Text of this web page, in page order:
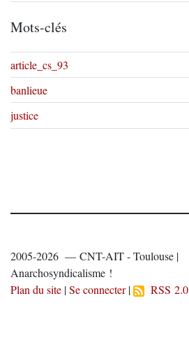
Mots-clés
article_cs_93
banlieue
justice
2005-2026 — CNT-AIT - Toulouse |
Anarchosyndicalisme !
Plan du site |Se connecter| RSS 2.0